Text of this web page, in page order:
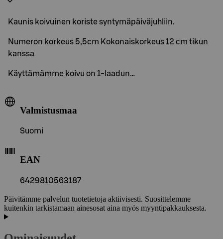
Kaunis koivuinen koriste syntymäpäiväjuhliin.
Numeron korkeus 5,5cm Kokonaiskorkeus 12 cm tikun
kanssa
Käyttämämme koivu on 1-laadun…
Valmistusmaa
Suomi
EAN
6429810563187
Päivitämme palvelun tuotetietoja aktiivisesti. Suosittelemme
kuitenkin tarkistamaan ainesosat aina myös myyntipakkauksesta.